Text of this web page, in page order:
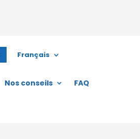
Français
Nos conseils
FAQ